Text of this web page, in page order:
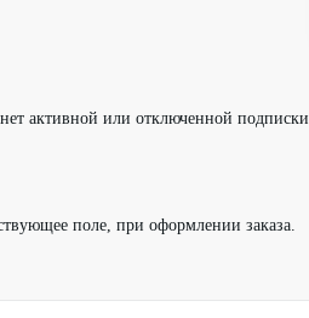
активной или отключенной подписки
поле, при оформлении заказа.